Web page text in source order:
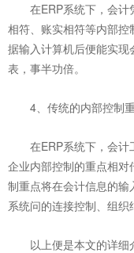
在ERP系统下，会计
相符、账实相符等内部
据输入计算机后便能实
表，事半功倍。
4、传统的内部控制重
在ERP系统下，会计
企业内部控制的重点相
制重点将在会计信息的
系统问的连接控制、组织
以上便是本文的详细